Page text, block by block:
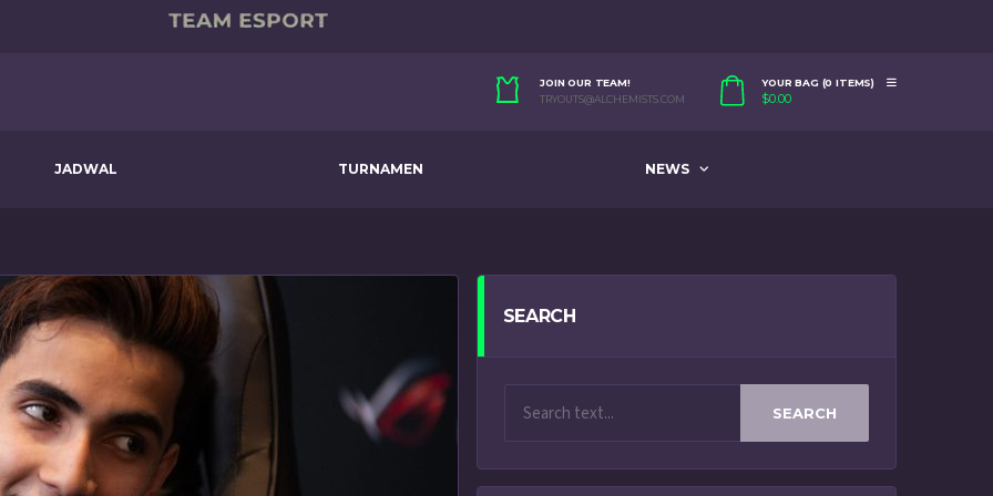
JOIN OUR TEAM!
TRYOUTS@ALCHEMISTS.COM
YOUR BAG (0 ITEMS)
$0.00
JADWAL TURNAMEN NEWS
SEARCH
SEARCH